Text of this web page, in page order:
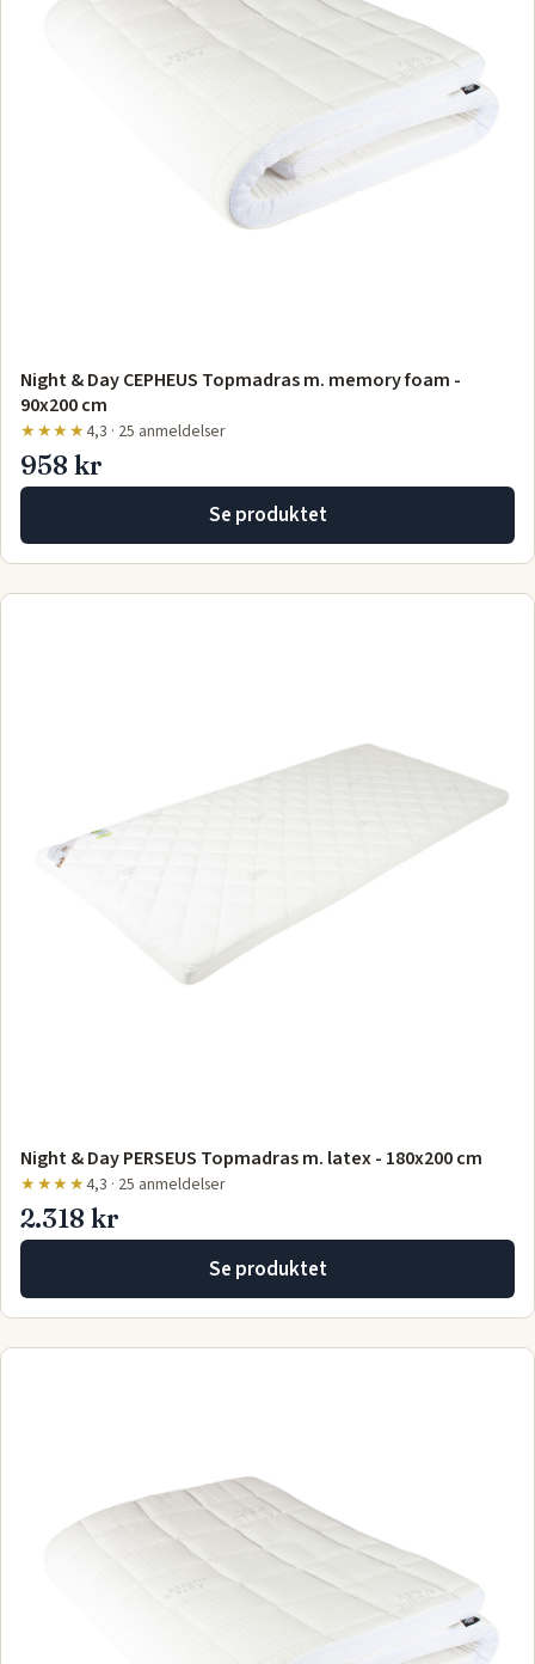
Night & Day CEPHEUS Topmadras m. memory foam -
90x200 cm
★★★★4,3 · 25 anmeldelser
958 kr
Se produktet
Night & Day PERSEUS Topmadras m. latex - 180x200 cm
★★★★4,3 · 25 anmeldelser
2.318 kr
Se produktet